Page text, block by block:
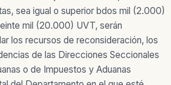
sea igual o superior bdos mil (2.000)
mil (20.000) UVT, serán
los recursos de reconsideración, los
de las Direcciones Seccionales
o de Impuestos y Aduanas